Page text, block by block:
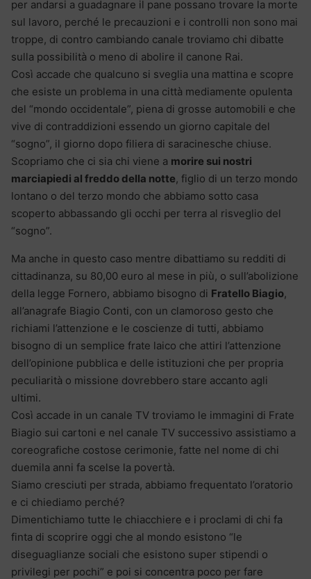
per andarsi a guadagnare il pane possano trovare la morte
sul lavoro, perché le precauzioni e i controlli non sono mai
troppe, di contro cambiando canale troviamo chi dibatte
sulla possibilità o meno di abolire il canone Rai.
Così accade che qualcuno si sveglia una mattina e scopre
che esiste un problema in una città mediamente opulenta
del “mondo occidentale”, piena di grosse automobili e che
vive di contraddizioni essendo un giorno capitale del
“sogno”, il giorno dopo filiera di saracinesche chiuse.
Scopriamo che ci sia chi viene a morire sui nostri
marciapiedi al freddo della notte, figlio di un terzo mondo
lontano o del terzo mondo che abbiamo sotto casa
scoperto abbassando gli occhi per terra al risveglio del
“sogno”.
Ma anche in questo caso mentre dibattiamo su redditi di
cittadinanza, su 80,00 euro al mese in più, o sull’abolizione
della legge Fornero, abbiamo bisogno di Fratello Biagio,
all’anagrafe Biagio Conti, con un clamoroso gesto che
richiami l’attenzione e le coscienze di tutti, abbiamo
bisogno di un semplice frate laico che attiri l’attenzione
dell’opinione pubblica e delle istituzioni che per propria
peculiarità o missione dovrebbero stare accanto agli
ultimi.
Così accade in un canale TV troviamo le immagini di Frate
Biagio sui cartoni e nel canale TV successivo assistiamo a
coreografiche costose cerimonie, fatte nel nome di chi
duemila anni fa scelse la povertà.
Siamo cresciuti per strada, abbiamo frequentato l’oratorio
e ci chiediamo perché?
Dimentichiamo tutte le chiacchiere e i proclami di chi fa
finta di scoprire oggi che al mondo esistono “le
diseguaglianze sociali che esistono super stipendi o
privilegi per pochi” e poi si concentra poco per fare